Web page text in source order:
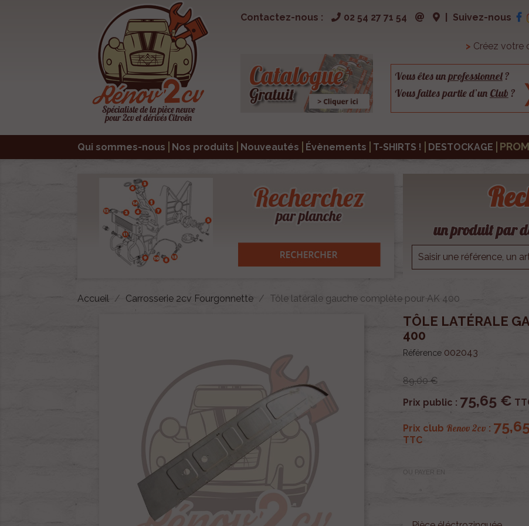
Contactez-nous : 02 54 27 71 54 Suivez-nous
> Créez votre
Vous êtes unprofessionnel?
Vous faites partie d’un Club ?
Qui sommes-nous Nos produits Nouveautés Évènements T-SHIRTS ! DESTOCKAGE
un produit par
Accueil Carrosserie 2cv Fourgonnette Tôle latérale gauche complète pour AK 400
TÔLE LATÉRALE
400
Référence 002043
89,00 €
Prix public : 75,65 €
Prix club Renov 2cv :
TTC
OU PAYER EN